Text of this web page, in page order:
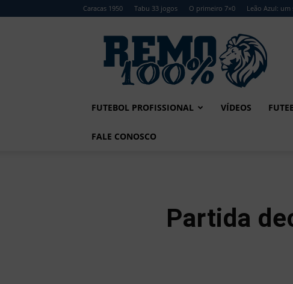
Caracas 1950 Tabu 33 jogos O primeiro 7×0 Leão Azul:
Remo
FUTEBOL PROFISSIONAL VÍDEOS
FALE CONOSCO
Partida